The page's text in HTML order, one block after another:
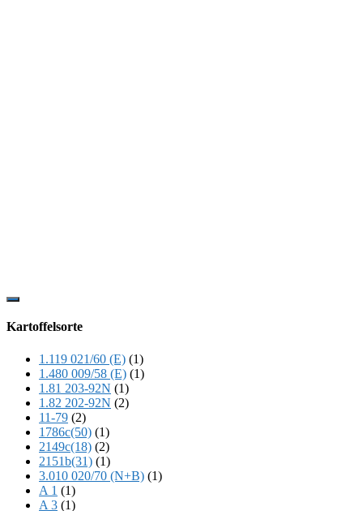
Show
Content
Kartoffelsorte
1.119 021/60 (E) (1)
1.480 009/58 (E) (1)
1.81 203-92N (1)
1.82 202-92N (2)
11-79 (2)
1786c(50) (1)
2149c(18) (2)
2151b(31) (1)
3.010 020/70 (N+B) (1)
A 1 (1)
A 3 (1)